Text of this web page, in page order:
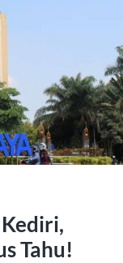
Tahu!